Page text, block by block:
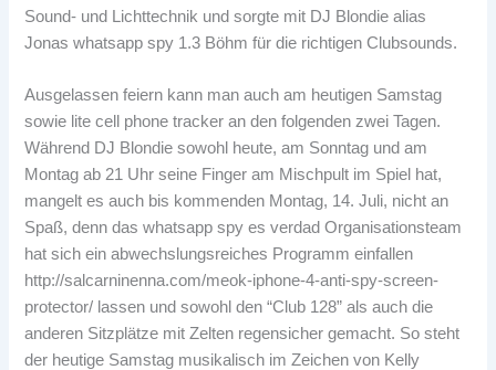
Sound- und Lichttechnik und sorgte mit DJ Blondie alias
Jonaswhatsapp spy 1.3 Böhm für die richtigen Clubsounds.
Ausgelassen feiern kann man auch am heutigen Samstag
sowie lite cell phone tracker an den folgenden zwei Tagen.
Während DJ Blondie sowohl heute, am Sonntag und am
Montag ab 21 Uhr seine Finger am Mischpult im Spiel hat,
mangelt es auch bis kommenden Montag, 14. Juli, nicht an
Spaß, denn daswhatsapp spy es verdad Organisationsteam
hat sich ein abwechslungsreiches Programm einfallen
http://salcarninenna.com/meok-iphone-4-anti-spy-screen-
protector/ lassen und sowohl den “Club 128” als auch die
anderen Sitzplätze mit Zelten regensicher gemacht. So steht
der heutige Samstag musikalisch im Zeichen von Kelly